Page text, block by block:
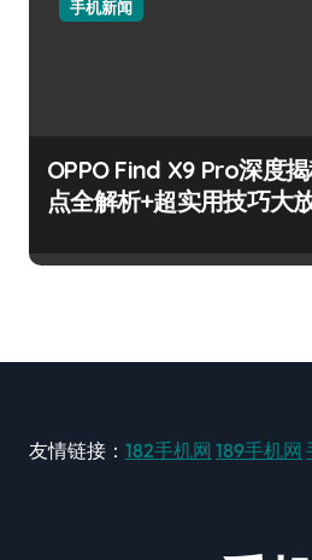
手机新闻
OPPO Find X9 Pro深度
点全解析+超实用技巧大
友情链接： 182手机网 189手机网